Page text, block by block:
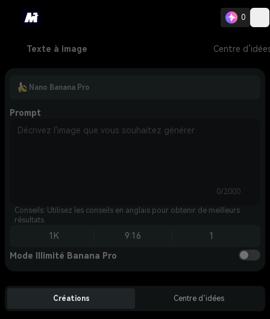
0
Texte à image Centre
Nano Banana Pro
Prompt
0/2000
Conseils: Utilisez les conseils en anglais pour obtenir de meilleurs
résultats.
1K 9:16 1
Mode Illimité Banana Pro
Créations Centre d’idées